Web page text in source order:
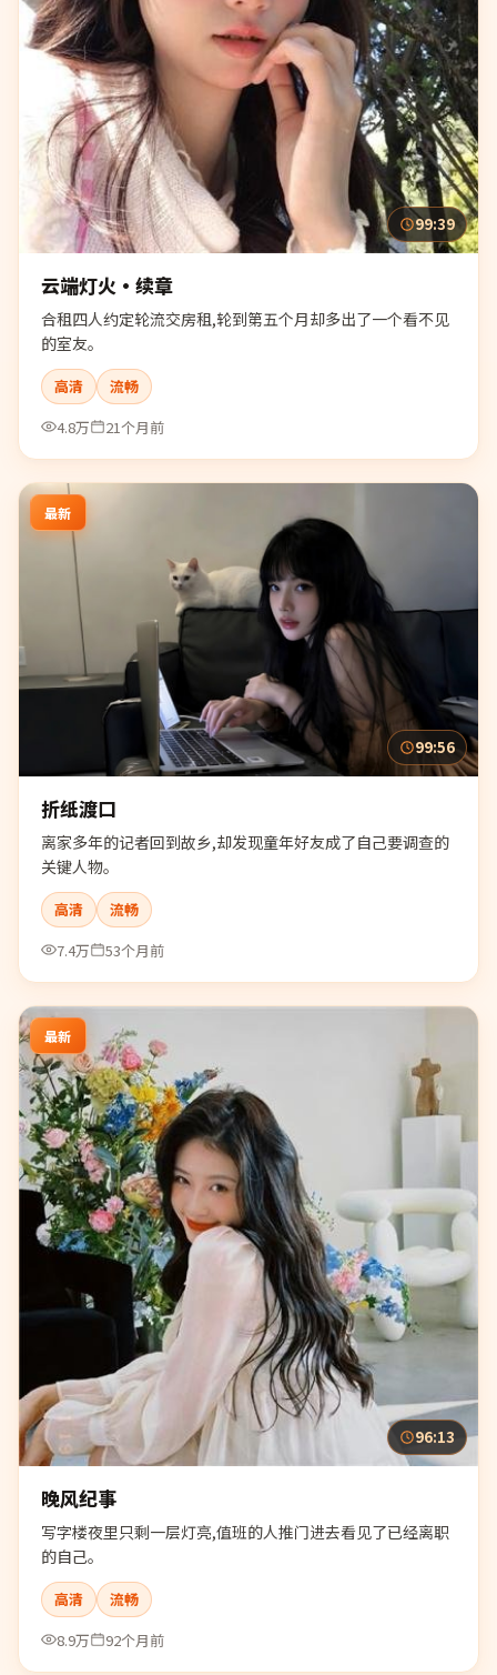
99:39
云端灯火·续章
合租四人约定轮流交房租,轮到第五个月却多出了一个看不见
的室友。
高清
流畅
4.8万
21个月前
最新
99:56
折纸渡口
离家多年的记者回到故乡,却发现童年好友成了自己要调查的
关键人物。
高清
流畅
7.4万
53个月前
最新
96:13
晚风纪事
写字楼夜里只剩一层灯亮,值班的人推门进去看见了已经离职
的自己。
高清
流畅
8.9万
92个月前